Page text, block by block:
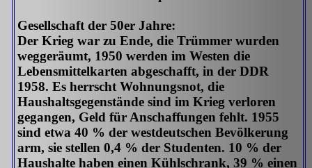
Gesellschaft der 50er Jahre:
Der Krieg war zu Ende, die Trümmer wurden
weggeräumt, 1950 werden im Westen die
Lebensmittelkarten abgeschafft, in der DDR
1958. Es herrscht Wohnungsnot, die
Haushaltsgegenstände sind im Krieg verloren
gegangen, Geld für Anschaffungen fehlt. 1955
sind etwa 40 % der westdeutschen Bevölkerung
arm, sie stellen 0,4 % der Studenten. 10 % der
Haushalte haben einen Kühlschrank, 39 % einen